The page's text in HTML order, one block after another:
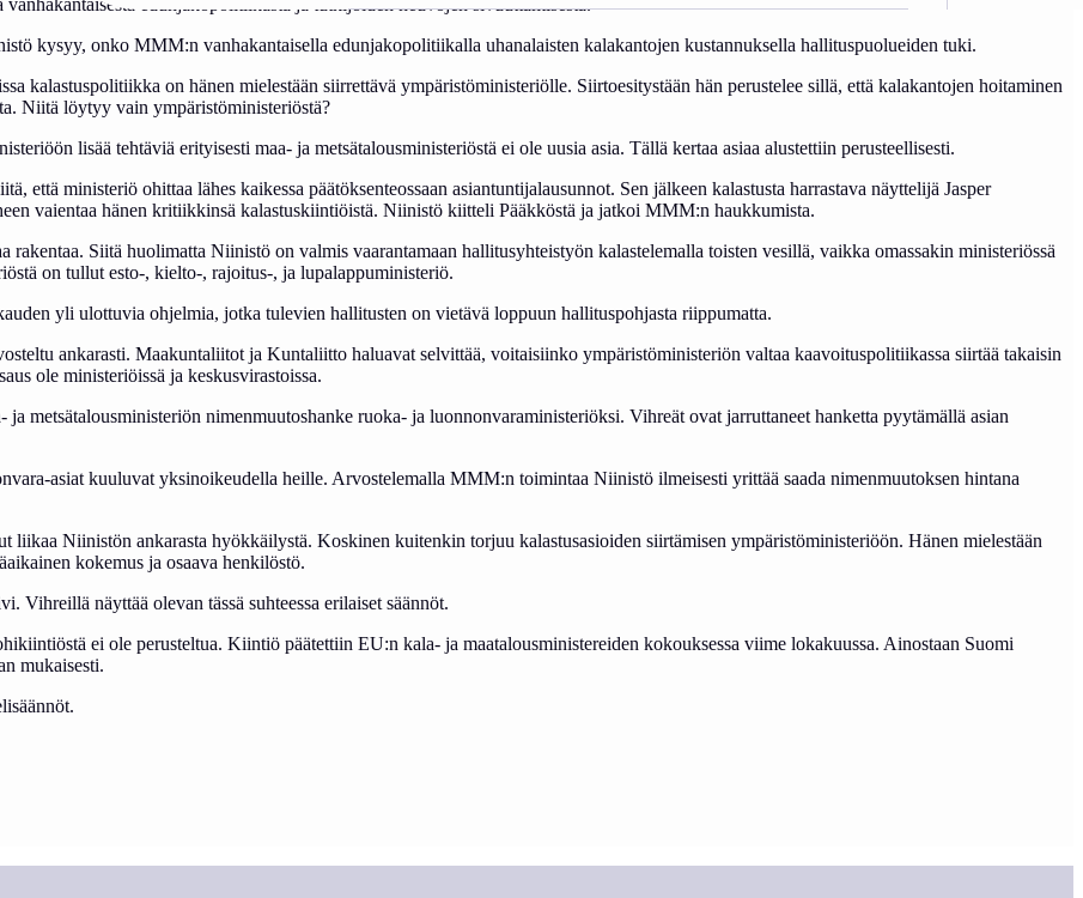
kysyy, onko MMM:n vanhakantaisella edunjakopolitiikalla uhanalaisten kalakantojen kustannuksella hallituspuolueiden tuki.
kalastuspolitiikka on hänen mielestään siirrettävä ympäristöministeriölle. Siirtoesitystään hän perustelee sillä, että kalakantojen hoitaminen
Niitä löytyy vain ympäristöministeriöstä?
lisää tehtäviä erityisesti maa- ja metsätalousministeriöstä ei ole uusia asia. Tällä kertaa asiaa alustettiin perusteellisesti.
ministeriö ohittaa lähes kaikessa päätöksenteossaan asiantuntijalausunnot. Sen jälkeen kalastusta harrastava näyttelijä Jasper
vaientaa hänen kritiikkinsä kalastuskiintiöistä. Niinistö kiitteli Pääkköstä ja jatkoi MMM:n haukkumista.
rakentaa. Siitä huolimatta Niinistö on valmis vaarantamaan hallitusyhteistyön kalastelemalla toisten vesillä, vaikka omassakin ministeriössä
on tullut esto-, kielto-, rajoitus-, ja lupalappuministeriö.
yli ulottuvia ohjelmia, jotka tulevien hallitusten on vietävä loppuun hallituspohjasta riippumatta.
ankarasti. Maakuntaliitot ja Kuntaliitto haluavat selvittää, voitaisiinko ympäristöministeriön valtaa kaavoituspolitiikassa siirtää takaisin
ole ministeriöissä ja keskusvirastoissa.
metsätalousministeriön nimenmuutoshanke ruoka- ja luonnonvaraministeriöksi. Vihreät ovat jarruttaneet hanketta pyytämällä asian
asiat kuuluvat yksinoikeudella heille. Arvostelemalla MMM:n toimintaa Niinistö ilmeisesti yrittää saada nimenmuutoksen hintana
Niinistön ankarasta hyökkäilystä. Koskinen kuitenkin torjuu kalastusasioiden siirtämisen ympäristöministeriöön. Hänen mielestään
kokemus ja osaava henkilöstö.
Vihreillä näyttää olevan tässä suhteessa erilaiset säännöt.
ei ole perusteltua. Kiintiö päätettiin EU:n kala- ja maatalousministereiden kokouksessa viime lokakuussa. Ainostaan Suomi
mukaisesti.